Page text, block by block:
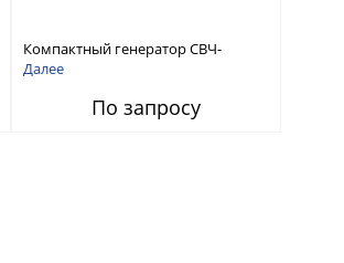
Компактный генератор СВЧ-
сигналов от 1 МГц до 12,75 ГГц
Далее
По запросу